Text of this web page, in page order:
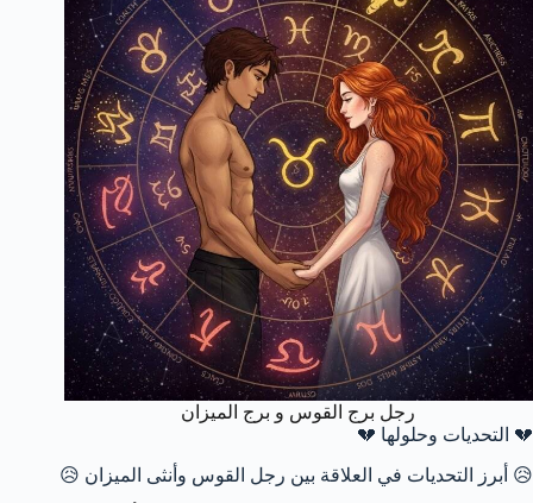
رجل برج القوس و برج الميزان
💔 التحديات وحلولها 💔
😥 أبرز التحديات في العلاقة بين رجل القوس وأنثى الميزان 😥